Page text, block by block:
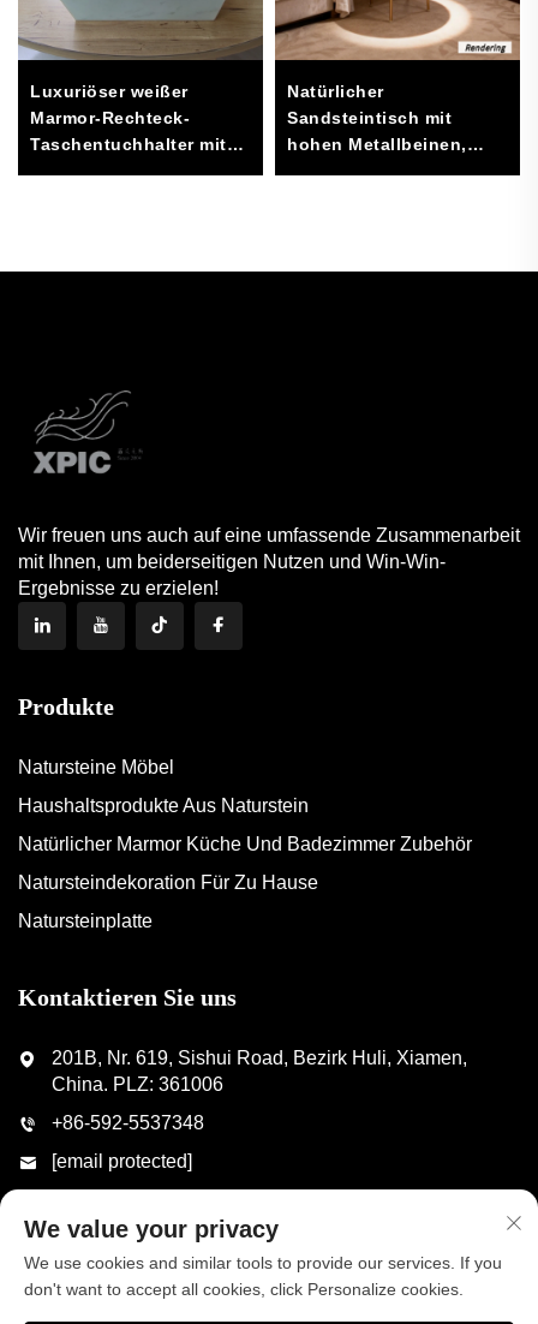
Luxuriöser weißer
Marmor-Rechteck-
Taschentuchhalter mit
individuellem Logo für
Natürlicher
Sandsteintisch mit
hohen Metallbeinen,
modernes
(Durchmesser 50 cm,
Wir freuen uns auch auf eine umfassende Zusammenarbeit
mit Ihnen, um beiderseitigen Nutzen und Win-Win-
Ergebnisse zu erzielen!
Produkte
Natursteine Möbel
Haushaltsprodukte Aus Naturstein
Natürlicher Marmor Küche Und Badezimmer Zubehör
Natursteindekoration Für Zu Hause
Natursteinplatte
Kontaktieren Sie uns
201B, Nr. 619, Sishui Road, Bezirk Huli, Xiamen,
China. PLZ: 361006
+86-592-5537348
[email protected]
We value your privacy
We use cookies and similar tools to provide our services. If you
don't want to accept all cookies, click Personalize cookies.